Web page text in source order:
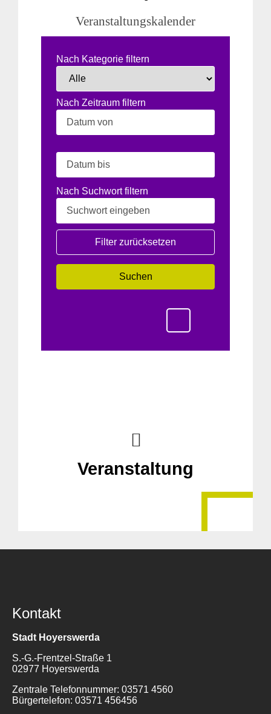
Veranstaltungskalender
Nach Kategorie filtern
Nach Zeitraum filtern
Nach Suchwort filtern
Filter zurücksetzen
Suchen
Veranstaltung
Kontakt
Stadt Hoyerswerda
S.-G.-Frentzel-Straße 1
02977 Hoyerswerda
Zentrale Telefonnummer: 03571 4560
Bürgertelefon: 03571 456456